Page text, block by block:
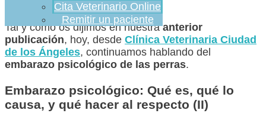
Cita Veterinario Online
Remitir un paciente
Tal y como os dijimos en nuestraanterior
publicación, hoy, desde Clínica Veterinaria Ciudad
de los Ángeles, continuamos hablando del
embarazo psicológico de las perras.
Embarazo psicológico: Qué es, qué lo
causa, y qué hacer al respecto (II)